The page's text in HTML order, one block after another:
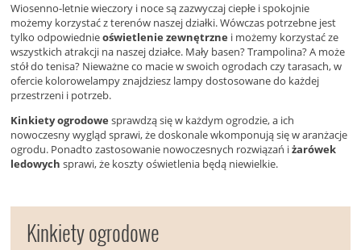
Wiosenno-letnie wieczory i noce są zazwyczaj ciepłe i spokojnie
możemy korzystać z terenów naszej działki. Wówczas potrzebne jest
tylko odpowiednieoświetlenie zewnętrzne i możemy korzystać ze
wszystkich atrakcji na naszej działce. Mały basen? Trampolina? A może
stół do tenisa? Nieważne co macie w swoich ogrodach czy tarasach, w
ofercie kolorowelampy znajdziesz lampy dostosowane do każdej
przestrzeni i potrzeb.
Kinkiety ogrodowe sprawdzą się w każdym ogrodzie, a ich
nowoczesny wygląd sprawi, że doskonale wkomponują się w aranżacje
ogrodu. Ponadto zastosowanie nowoczesnych rozwiązań iżarówek
ledowych sprawi, że koszty oświetlenia będą niewielkie.
Kinkiety ogrodowe